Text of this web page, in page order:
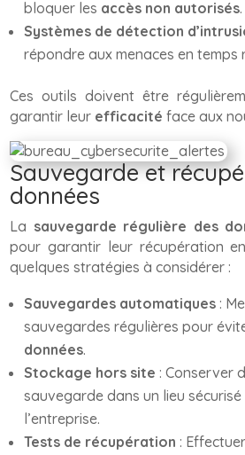
bloquer les accès non autorisés.
Systèmes de détection
répondre aux menaces en temps
Ces outils doivent être
garantir leur efficacité face aux
Sauvegarde et
données
La sauvegarde régulière des
pour garantir leur récupération
quelques stratégies à considérer :
Sauvegardes automatiques :
sauvegardes régulières pour
données.
Stockage hors site : Conserver
sauvegarde dans un lieu
l’entreprise.
Tests de récupération :